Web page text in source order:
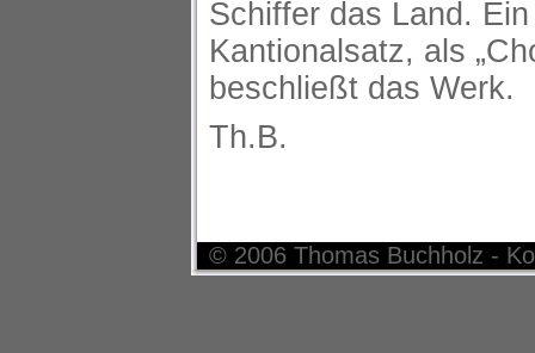
Schiffer das Land.
Kantionalsatz, als
beschließt das Werk.
Th.B.
© 2006 Thomas Buchholz -